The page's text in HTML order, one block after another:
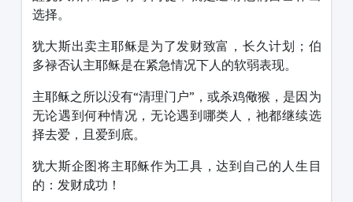
选择。
犹大斯出卖主耶稣是为了发财致富，长久计划；伯
多禄否认主耶稣是在紧急情况下人的软弱表现。
主耶稣之所以没有“清理门户”，或杀鸡儆猴，是因为
无论遇到何种情况，无论遇到哪类人，祂都继续选
择去爱，且爱到底。
犹大斯企图将主耶稣作为工具，达到自己的人生目
的：发财成功！